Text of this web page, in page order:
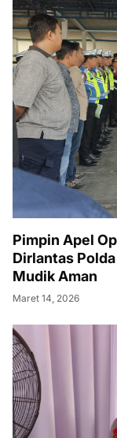
Pimpin Apel
Dirlantas
Mudik Aman
Maret 14, 2026